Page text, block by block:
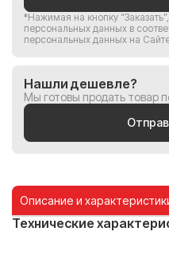
*Нажимая на кнопку
персональных данных в
персональных данных на
Нашли дешевле?
Мы готовы продать товар
Описание и
Технические